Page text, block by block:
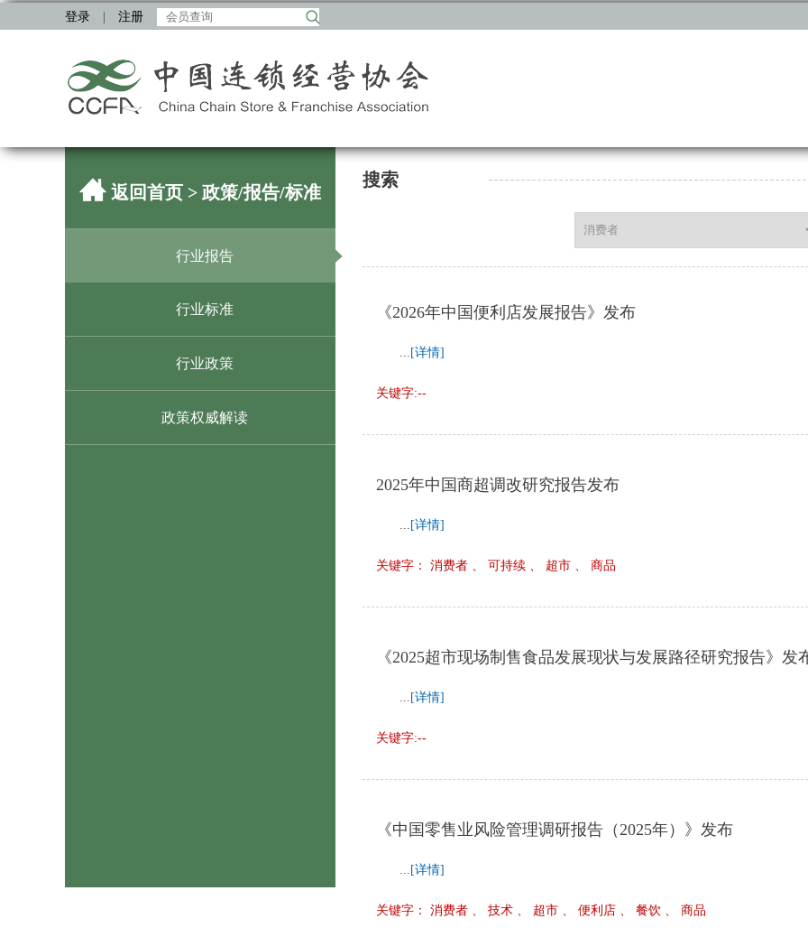
登录 注册
返回首页 > 政策/报告/标准
行业报告
行业标准
行业政策
政策权威解读
搜索
《2026年中国便利店发展报告》发布
... [详情]
关键字:--
2025年中国商超调改研究报告发布
... [详情]
关键字： 消费者 、 可持续 、 超市 、 商品
《2025超市现场制售食品发展现状与发展路径研究报告》发
... [详情]
关键字:--
《中国零售业风险管理调研报告（2025年）》发布
... [详情]
关键字： 消费者 、 技术 、 超市 、 便利店 、 餐饮 、 商品